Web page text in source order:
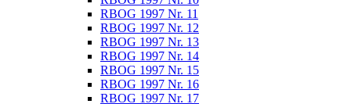
RBOG 1997 Nr. 11
RBOG 1997 Nr. 12
RBOG 1997 Nr. 13
RBOG 1997 Nr. 14
RBOG 1997 Nr. 15
RBOG 1997 Nr. 16
RBOG 1997 Nr. 17